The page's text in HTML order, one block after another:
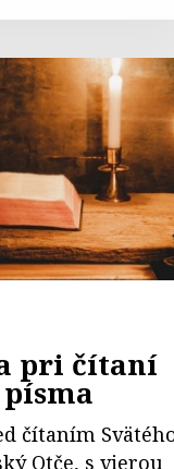
pri čítaní
čítaním
Otče, s vierou